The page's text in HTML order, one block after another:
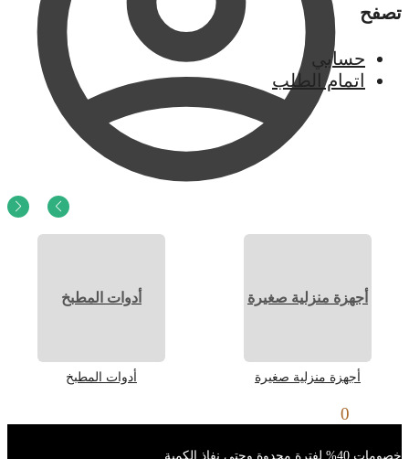
تصفح
حسابي
اتمام الطلب
أجهزة منزلية صغيرة
أجهزة منزلية صغيرة
أدوات المطبخ
أدوات المطبخ
0
خصومات 40% لفترة محدوة وحتي نفاذ الكمية